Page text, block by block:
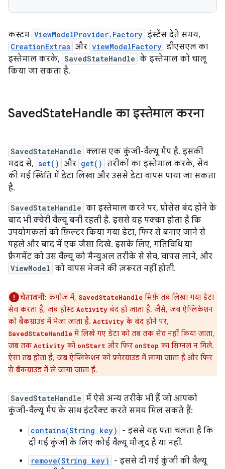
कस्टम ViewModelProvider.Factory इंस्टेंस देते समय,
CreationExtras और viewModelFactory डीएसएल का
इस्तेमाल करके, SavedStateHandle के इस्तेमाल को चालू
किया जा सकता है.
SavedStateHandle का इस्तेमाल करना
SavedStateHandle क्लास एक कुंजी-वैल्यू मैप है. इसकी
मदद से, set() और get() तरीकों का इस्तेमाल करके, सेव
की गई स्थिति में डेटा लिखा और उससे डेटा वापस पाया जा सकता
है.
SavedStateHandle का इस्तेमाल करने पर, प्रोसेस बंद होने के
बाद भी क्वेरी वैल्यू बनी रहती है. इससे यह पक्का होता है कि
उपयोगकर्ता को फ़िल्टर किया गया डेटा, फिर से बनाए जाने से
पहले और बाद में एक जैसा दिखे. इसके लिए, गतिविधि या
फ़्रैगमेंट को उस वैल्यू को मैन्युअल तरीके से सेव, वापस लाने, और
ViewModel को वापस भेजने की ज़रूरत नहीं होती.
चेतावनी: कंपोज़ में, SavedStateHandle सिर्फ़ तब लिखा गया डेटा
सेव करता है, जब होस्ट Activity बंद हो जाता है. जैसे, जब ऐप्लिकेशन
को बैकग्राउंड में भेजा जाता है. Activity के बंद होने पर,
SavedStateHandle में लिखे गए डेटा को तब तक सेव नहीं किया जाता,
जब तक Activity को onStart और फिर onStop का सिग्नल न मिले.
ऐसा तब होता है, जब ऐप्लिकेशन को फ़ोरग्राउंड में लाया जाता है और फिर
से बैकग्राउंड में ले जाया जाता है.
SavedStateHandle में ऐसे अन्य तरीके भी हैं जो आपको
कुंजी-वैल्यू मैप के साथ इंटरैक्ट करते समय मिल सकते हैं:
contains(String key)
- इससे यह पता चलता है कि
दी गई कुंजी के लिए कोई वैल्यू मौजूद है या नहीं.
remove(String key)
- इससे दी गई कुंजी की वैल्यू